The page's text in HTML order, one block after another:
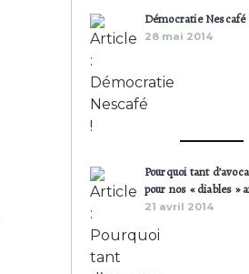
Démocratie Nescafé
28 mai 2014
Pourquoi tant
pour nos « diables »
21 avril 2014